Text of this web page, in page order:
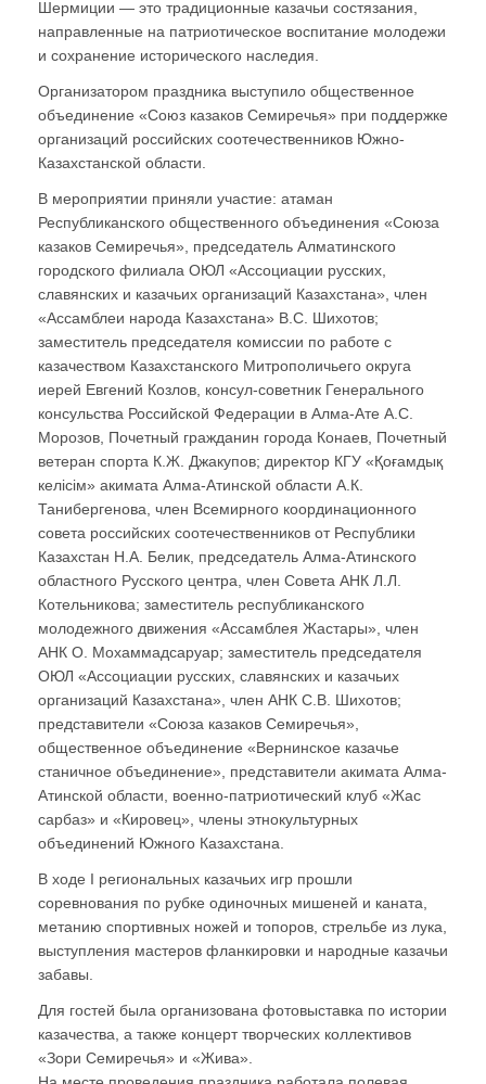
Шермиции — это традиционные казачьи состязания,
направленные на патриотическое воспитание молодежи
и сохранение исторического наследия.
Организатором праздника выступило общественное
объединение «Союз казаков Семиречья» при поддержке
организаций российских соотечественников Южно-
Казахстанской области.
В мероприятии приняли участие: атаман
Республиканского общественного объединения «Союза
казаков Семиречья», председатель Алматинского
городского филиала ОЮЛ «Ассоциации русских,
славянских и казачьих организаций Казахстана», член
«Ассамблеи народа Казахстана» В.С. Шихотов;
заместитель председателя комиссии по работе с
казачеством Казахстанского Митрополичьего округа
иерей Евгений Козлов, консул-советник Генерального
консульства Российской Федерации в Алма-Ате А.С.
Морозов, Почетный гражданин города Конаев, Почетный
ветеран спорта К.Ж. Джакупов; директор КГУ «Қоғамдық
келісім» акимата Алма-Атинской области А.К.
Танибергенова, член Всемирного координационного
совета российских соотечественников от Республики
Казахстан Н.А. Белик, председатель Алма-Атинского
областного Русского центра, член Совета АНК Л.Л.
Котельникова; заместитель республиканского
молодежного движения «Ассамблея Жастары», член
АНК О. Мохаммадсаруар; заместитель председателя
ОЮЛ «Ассоциации русских, славянских и казачьих
организаций Казахстана», член АНК С.В. Шихотов;
представители «Союза казаков Семиречья»,
общественное объединение «Вернинское казачье
станичное объединение», представители акимата Алма-
Атинской области, военно-патриотический клуб «Жас
сарбаз» и «Кировец», члены этнокультурных
объединений Южного Казахстана.
В ходе I региональных казачьих игр прошли
соревнования по рубке одиночных мишеней и каната,
метанию спортивных ножей и топоров, стрельбе из лука,
выступления мастеров фланкировки и народные казачьи
забавы.
Для гостей была организована фотовыставка по истории
казачества, а также концерт творческих коллективов
«Зори Семиречья» и «Жива».